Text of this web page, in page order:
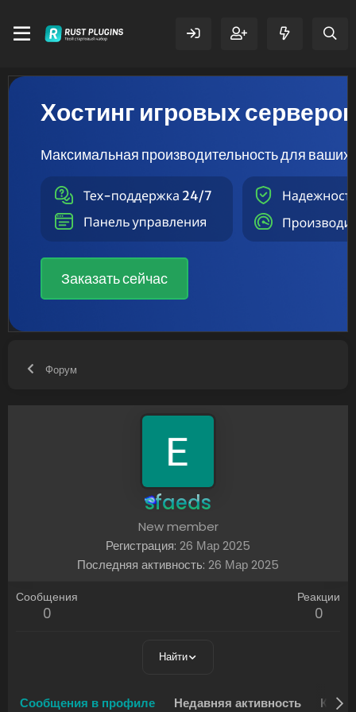
Хостинг игровых серверов
Максимальная производительность для ваших
Заказать сейчас
Форум
sfaeds
New member
Регистрация 26 Мар 2025
Последняя активность 26 Мар 2025
Сообщения
0
Реакции
0
Найти
Сообщения в профиле Недавняя активность